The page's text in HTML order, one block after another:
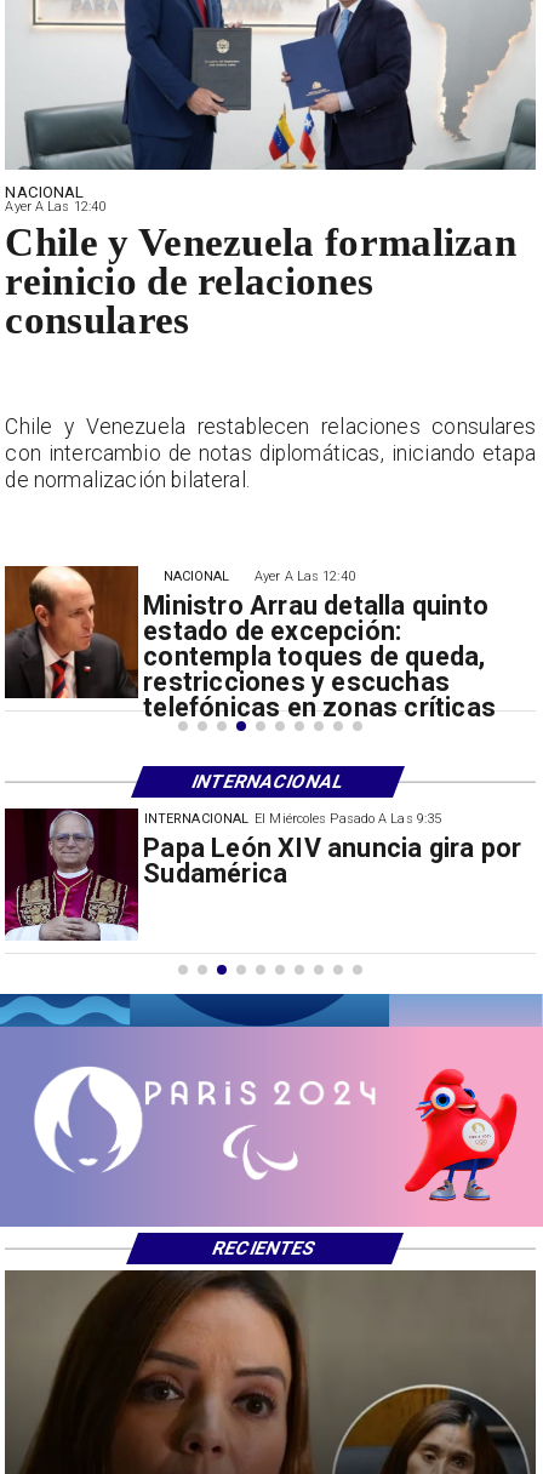
El Miércoles Pasado A Las 9:35
China restringe exportación de
drones a EEUU y sanciona
INTERNACIONAL
Ayer A Las 12:40
Ministro Arrau detalla quinto
estado de excepción:
contempla toques de queda,
restricciones y escuchas
telefónicas en zonas críticas
NACIONAL
NACIONAL
Ayer A Las 12:40
Chile y Venezuela formalizan
reinicio de relaciones
consulares
Chile y Venezuela restablecen relaciones consulares
con intercambio de notas diplomáticas, iniciando etapa
de normalización bilateral.
INTERNACIONAL
RECIENTES